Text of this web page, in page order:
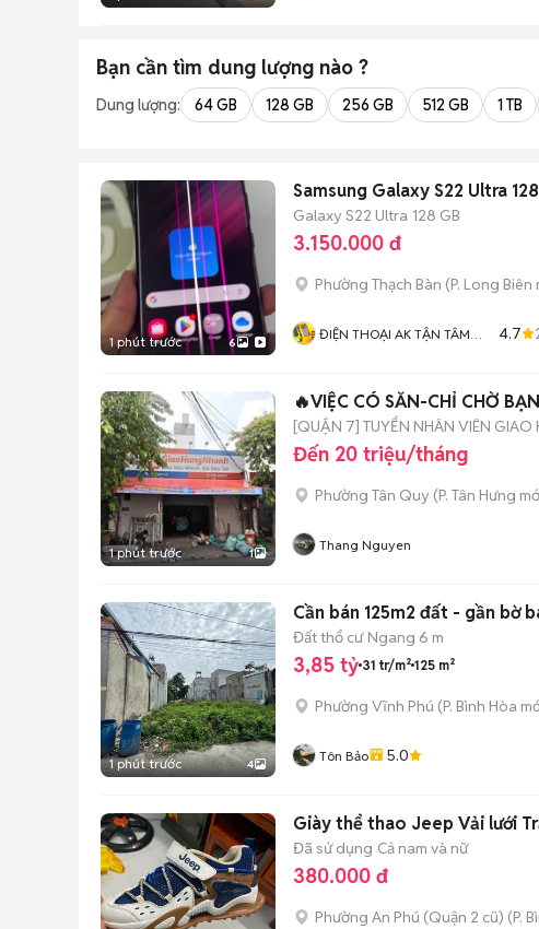
Bạn cần tìm dung lượng nào ?
Dung lượng: 64 GB 128 GB 256 GB 512 GB 1 TB
1 phút trước 6
Samsung Galaxy S22 Ultra
Galaxy S22 Ultra 128 GB
3.150.000 đ
Phường Thạch Bàn (P. Long Biên
ĐIỆN THOẠI AK TẬN TÂM
4.7
1 phút trước 1
🔥VIỆC CÓ SẴN-CHỈ CHỜ
[QUẬN 7] TUYỂN NHÂN VIÊN GIAO
Đến 20 triệu/tháng
Phường Tân Quy (P. Tân Hưng
Thang Nguyen
1 phút trước 4
Cần bán 125m2 đất - gần bờ
Đất thổ cư Ngang 6 m
3,85 tỷ 31 tr/m² 125 m²
Phường Vĩnh Phú (P. Bình Hòa
Tôn Bảo 5.0
Giày thể thao Jeep Vải lưới
Đã sử dụng Cả nam và nữ
380.000 đ
Phường An Phú (Quận 2 cũ) (P.